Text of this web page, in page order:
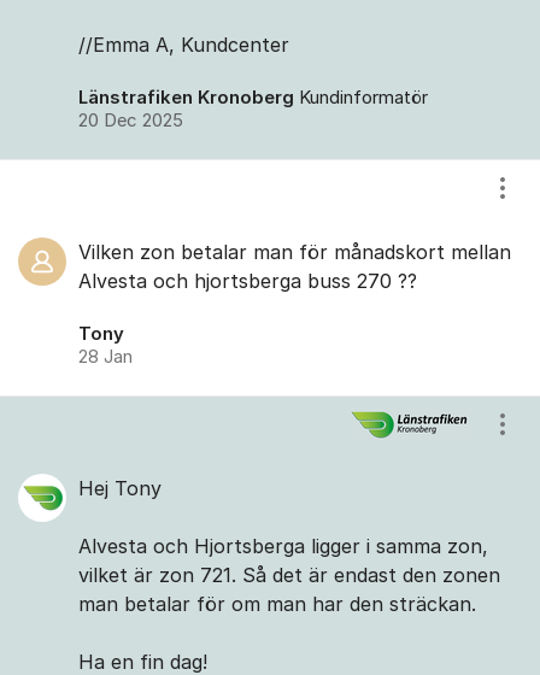
//Emma A, Kundcenter
Länstrafiken Kronoberg Kundinformatör
20 Dec 2025
Vilken zon betalar man för månadskort mellan
Alvesta och hjortsberga buss 270 ??
Tony
28 Jan
Hej Tony
Alvesta och Hjortsberga ligger i samma zon,
vilket är zon 721. Så det är endast den zonen
man betalar för om man har den sträckan.
Ha en fin dag!